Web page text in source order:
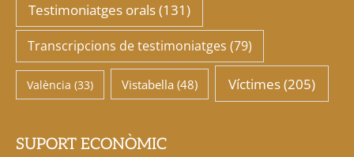
Testimoniatges orals(131)
Transcripcions de testimoniatges (79)
València (33) Vistabella (48) Víctimes(205)
SUPORT ECONÒMIC